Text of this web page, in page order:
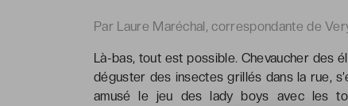
Par Laure Maréchal, correspondante de
Là-bas, tout est possible. Chevaucher des
déguster des insectes grillés dans la rue,
amusé le jeu des lady boys avec les